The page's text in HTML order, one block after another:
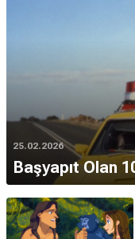
25.02.2026
Başyapıt Olan